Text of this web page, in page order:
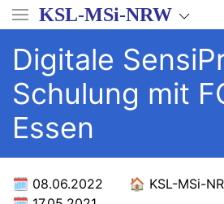
Direkt
zum
Inhalt
KSL-MSi-NRW
Digitale
Schulung mit
Essen
08.06.2022
KSL-MSi-